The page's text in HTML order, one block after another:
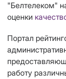
"Белтелеком"
оценки
Портал
работу